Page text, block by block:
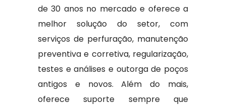
de 30 anos no mercado e oferece a
melhor solução do setor, com
serviços de perfuração, manutenção
preventiva e corretiva, regularização,
testes e análises e outorga de poços
antigos e novos. Além do mais,
oferece suporte sempre que